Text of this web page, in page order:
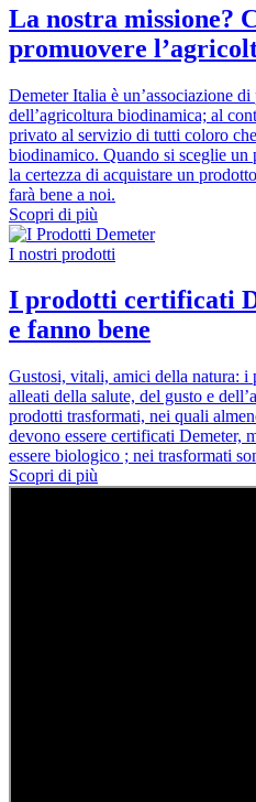
La nostra missione?
promuovere
Demeter Italia è un’associazione
dell’agricoltura biodinamica; al
privato al servizio di tutti coloro
biodinamico. Quando si sceglie un
la certezza di acquistare un
farà bene a noi.
Scopri di più
I nostri prodotti
I prodotti certificati
e fanno bene
Gustosi, vitali, amici della natura:
alleati della salute, del gusto e
prodotti trasformati, nei quali
devono essere certificati Demeter,
essere biologico ; nei trasformati
Scopri di più